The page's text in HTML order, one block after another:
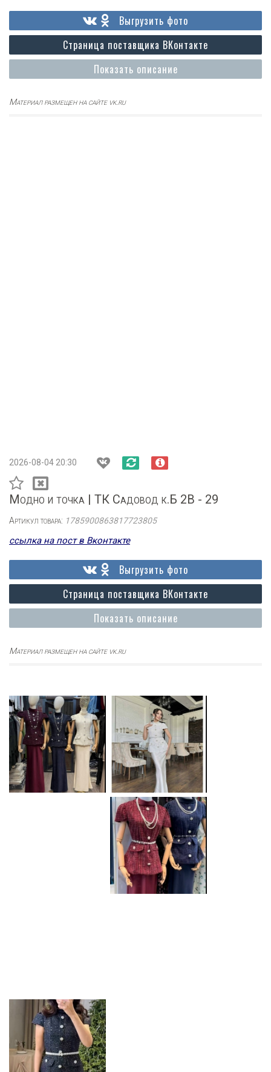
Показать описание
Страница поставщика ВКонтакте
Выгрузить фото
Материал размещен на сайте vk.ru
2026-08-04 20:30
Модно и точка | ТК Садовод к.Б 2В - 29
Артикул товара: 1785900863817723805
ссылка на пост в Вконтакте
Показать описание
Страница поставщика ВКонтакте
Выгрузить фото
Материал размещен на сайте vk.ru